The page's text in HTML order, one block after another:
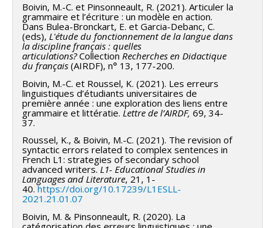
Boivin, M.-C. et Pinsonneault, R. (2021). Articuler la
grammaire et l’écriture : un modèle en action.
Dans Bulea-Bronckart, E. et Garcia-Debanc, C.
(eds), L'étude du fonctionnement de la langue dans
la discipline français : quelles
articulations?Collection Recherches en Didactique
du français (AIRDF), n° 13, 177-200.
Boivin, M.-C. et Roussel, K. (2021). Les erreurs
linguistiques d’étudiants universitaires de
première année : une exploration des liens entre
grammaire et littératie. Lettre de l’AIRDF, 69, 34-
37.
Roussel, K., & Boivin, M.-C. (2021). The revision of
syntactic errors related to complex sentences in
French L1: strategies of secondary school
advanced writers.L1- Educational Studies in
Languages and Literature, 21, 1-
40.https://doi.org/10.17239/L1ESLL-
2021.21.01.07
Boivin, M. & Pinsonneault, R. (2020). La